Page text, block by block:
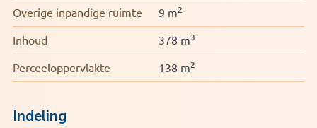
Overige inpandige ruimte 9 m2
Inhoud 378 m3
Perceeloppervlakte 138 m2
Indeling